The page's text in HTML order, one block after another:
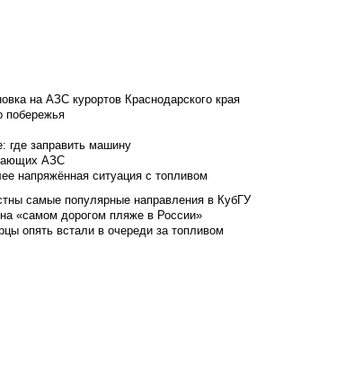
на АЗС курортов Краснодарского края
побережья
заправить машину
АЗС
напряжённая ситуация с топливом
самые популярные направления в КубГУ
«самом дорогом пляже в России»
опять встали в очереди за топливом